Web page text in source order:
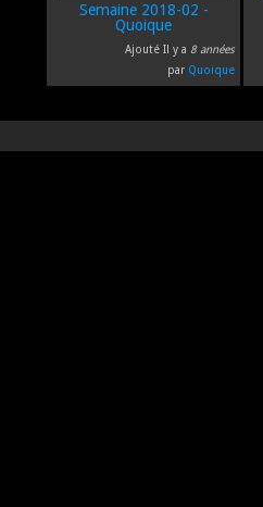
Semaine 2018-02 -
Quoique
Ajouté Il y a 8 années
par Quoique